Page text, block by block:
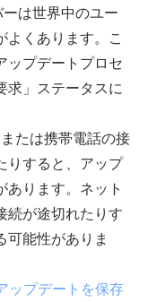
は世界中のユー
よくあります。こ
ップデートプロセ
求」ステータスに
たは携帯電話の接
りすると、アップ
あります。ネット
続が途切れたりす
可能性がありま
ップデートを保存